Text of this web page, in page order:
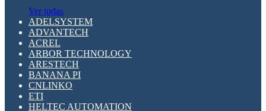
Ver todas
ADELSYSTEM
ADVANTECH
ACREL
ARBOR TECHNOLOGY
ARESTECH
BANANA PI
CNLINKO
ETI
HELTEC AUTOMATION